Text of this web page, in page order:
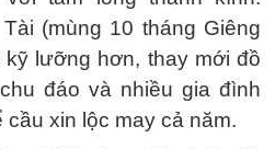
(mùng 10 tháng Giêng
kỹ lưỡng hơn, thay mới đồ
đáo và nhiều gia đình
xin lộc may cả năm.